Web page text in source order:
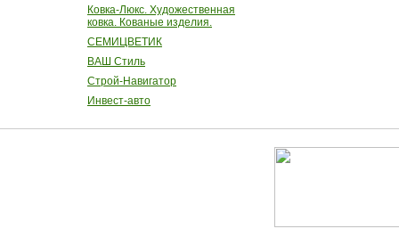
Ковка-Люкс. Художественная
ковка. Кованые изделия.
СЕМИЦВЕТИК
ВАШ Стиль
Строй-Навигатор
Инвест-авто